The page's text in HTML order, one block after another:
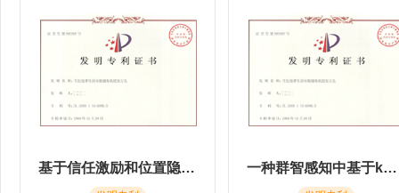
基于信任激励和位置隐私保护的k近邻查询方法 一种群智感知中基于k匿名的位置及数据隐私保护方法